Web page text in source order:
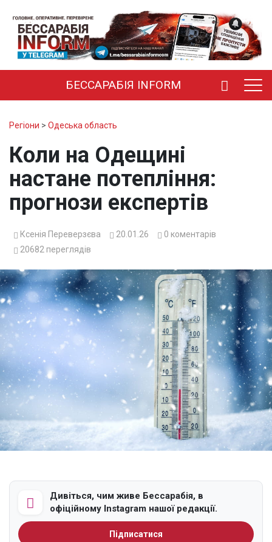
БЕССАРАБІЯ INFORM
Регіони > Одеська область
Коли на Одещині
настане потепління:
прогнози експертів
Ксенія Переверзєва 20.01.26 0 коментарів
20682 переглядів
Дивіться, чим живе Бессарабія, в
офіційному Instagram нашої редакції.
Підписатися